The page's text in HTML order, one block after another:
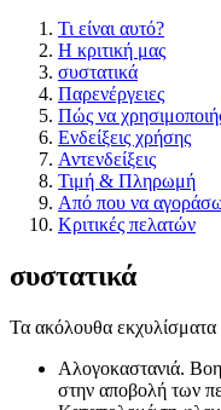
Τι είναι αυτό?
Η κριτική μας
συστατικά
Παρενέργειες
Πώς να
Ενδείξεις χρήσης
Αντενδείξεις
Τιμή & Πληρωμή
Από που να
Κριτικές πελατών
συστατικά
Τα ακόλουθα εκχυλίσματα
Αλογοκαστανιά.
στην αποβολή των